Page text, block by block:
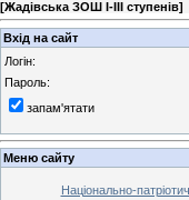
[Жадівська ЗОШ І-ІІІ ступенів]
Вхід на сайт
Логін:
Пароль:
запам'ятати
Меню сайту
Національно-